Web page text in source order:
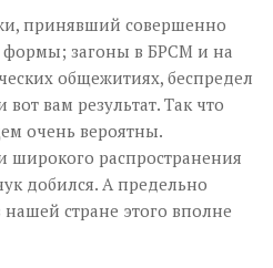
принявший совершенно
формы; загоны в БРСМ и на
общежитиях, беспредел
вам результат. Так что
очень вероятны.
широкого распространения
добился. А предельно
стране этого вполне